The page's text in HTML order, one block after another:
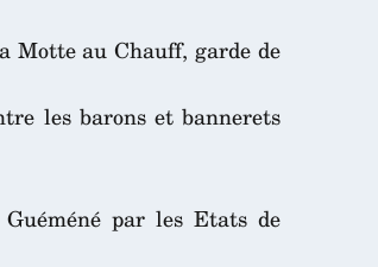
Motte au Chauff, garde de
les barons et bannerets
par les Etats de